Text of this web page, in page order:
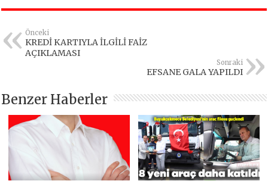
Önceki
KREDİ KARTIYLA İLGİLİ FAİZ
AÇIKLAMASI
Sonraki
EFSANE GALA YAPILDI
Benzer Haberler